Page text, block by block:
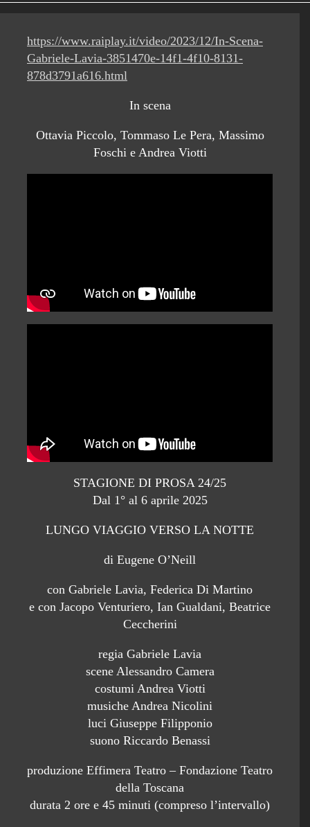
https://www.raiplay.it/video/2023/12/In-Scena-
Gabriele-Lavia-3851470e-14f1-4f10-8131-
878d3791a616.html
In scena
Ottavia Piccolo, Tommaso Le Pera, Massimo
Foschi e Andrea Viotti
STAGIONE DI PROSA 24/25
Dal 1° al 6 aprile 2025
LUNGO VIAGGIO VERSO LA NOTTE
di Eugene O’Neill
con Gabriele Lavia, Federica Di Martino
e con Jacopo Venturiero, Ian Gualdani, Beatrice
Ceccherini
regia Gabriele Lavia
scene Alessandro Camera
costumi Andrea Viotti
musiche Andrea Nicolini
luci Giuseppe Filipponio
suono Riccardo Benassi
produzione Effimera Teatro – Fondazione Teatro
della Toscana
durata 2 ore e 45 minuti (compreso l’intervallo)